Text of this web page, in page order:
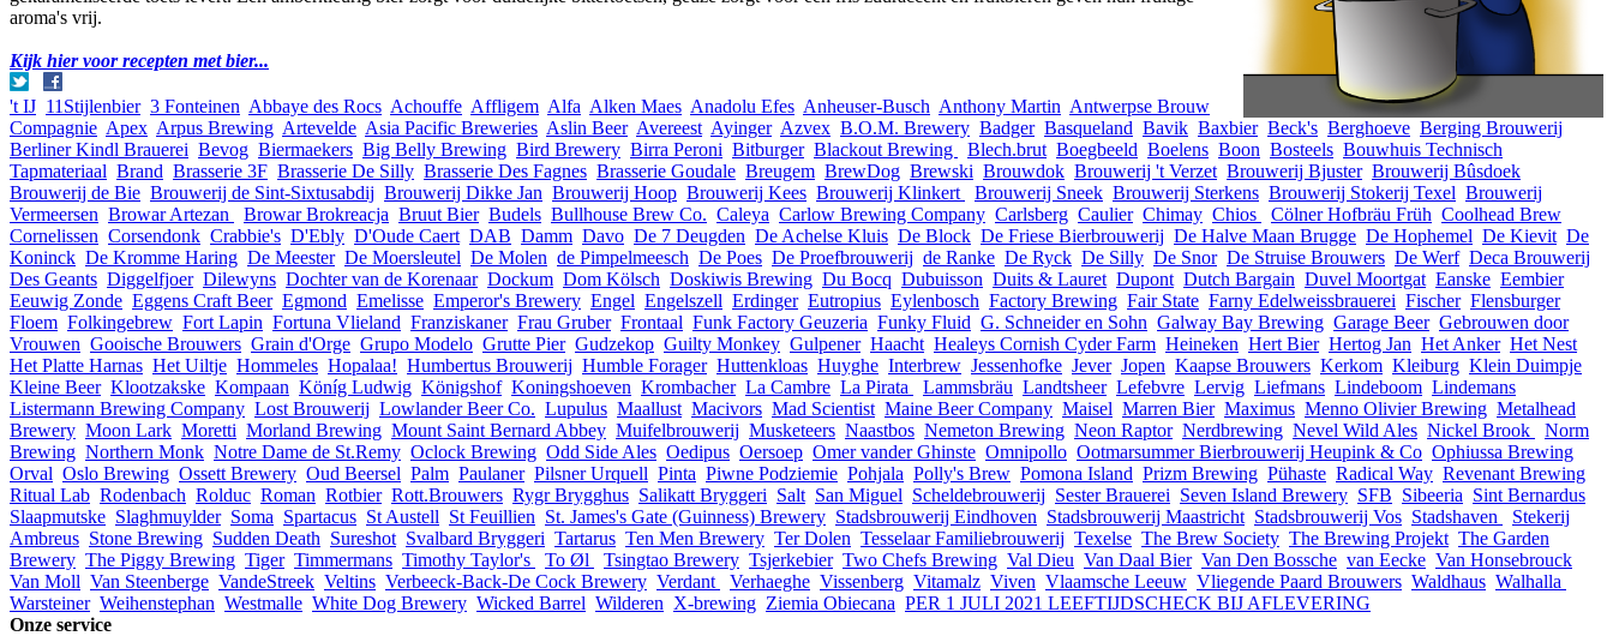
aroma's vrij.
Kijk hier voor recepten met bier...
't IJ 11Stijlenbier 3 Fonteinen Abbaye des Rocs Achouffe Affligem Alfa Alken Maes Anadolu Efes Anheuser-Busch Anthony Martin Antwerpse Brouw
Compagnie Apex Arpus Brewing Artevelde Asia Pacific Breweries Aslin Beer Avereest Ayinger Azvex B.O.M. Brewery Badger Basqueland Bavik Baxbier Beck's Berghoeve Berging Brouwerij
Berliner Kindl Brauerei Bevog Biermaekers Big Belly Brewing Bird Brewery Birra Peroni Bitburger Blackout Brewing Blech.brut Boegbeeld Boelens Boon Bosteels Bouwhuis Technisch
Tapmateriaal Brand Brasserie 3F Brasserie De Silly Brasserie Des Fagnes Brasserie Goudale Breugem BrewDog Brewski Brouwdok Brouwerij 't Verzet Brouwerij Bjuster Brouwerij Bûsdoek
Brouwerij de Bie Brouwerij de Sint-Sixtusabdij Brouwerij Dikke Jan Brouwerij Hoop Brouwerij Kees Brouwerij Klinkert Brouwerij Sneek Brouwerij Sterkens Brouwerij Stokerij Texel Brouwerij
Vermeersen Browar Artezan Browar Brokreacja Bruut Bier Budels Bullhouse Brew Co. Caleya Carlow Brewing Company Carlsberg Caulier Chimay Chios Cölner Hofbräu Früh Coolhead Brew
Cornelissen Corsendonk Crabbie's D'Ebly D'Oude Caert DAB Damm Davo De 7 Deugden De Achelse Kluis De Block De Friese Bierbrouwerij De Halve Maan Brugge De Hophemel De Kievit De
Koninck De Kromme Haring De Meester De Moersleutel De Molen de Pimpelmeesch De Poes De Proefbrouwerij de Ranke De Ryck De Silly De Snor De Struise Brouwers De Werf Deca Brouwerij
Des Geants Diggelfjoer Dilewyns Dochter van de Korenaar Dockum Dom Kölsch Doskiwis Brewing Du Bocq Dubuisson Duits & Lauret Dupont Dutch Bargain Duvel Moortgat Eanske Eembier
Eeuwig Zonde Eggens Craft Beer Egmond Emelisse Emperor's Brewery Engel Engelszell Erdinger Eutropius Eylenbosch Factory Brewing Fair State Farny Edelweissbrauerei Fischer Flensburger
Floem Folkingebrew Fort Lapin Fortuna Vlieland Franziskaner Frau Gruber Frontaal Funk Factory Geuzeria Funky Fluid G. Schneider en Sohn Galway Bay Brewing Garage Beer Gebrouwen door
Vrouwen Gooische Brouwers Grain d'Orge Grupo Modelo Grutte Pier Gudzekop Guilty Monkey Gulpener Haacht Healeys Cornish Cyder Farm Heineken Hert Bier Hertog Jan Het Anker Het Nest
Het Platte Harnas Het Uiltje Hommeles Hopalaa! Humbertus Brouwerij Humble Forager Huttenkloas Huyghe Interbrew Jessenhofke Jever Jopen Kaapse Brouwers Kerkom Kleiburg Klein Duimpje
Kleine Beer Klootzakske Kompaan Köníg Ludwig Königshof Koningshoeven Krombacher La Cambre La Pirata Lammsbräu Landtsheer Lefebvre Lervig Liefmans Lindeboom Lindemans
Listermann Brewing Company Lost Brouwerij Lowlander Beer Co. Lupulus Maallust Macivors Mad Scientist Maine Beer Company Maisel Marren Bier Maximus Menno Olivier Brewing Metalhead
Brewery Moon Lark Moretti Morland Brewing Mount Saint Bernard Abbey Muifelbrouwerij Musketeers Naastbos Nemeton Brewing Neon Raptor Nerdbrewing Nevel Wild Ales Nickel Brook
Norm
Brewing Northern Monk Notre Dame de St.Remy Oclock Brewing Odd Side Ales Oedipus Oersoep Omer vander Ghinste Omnipollo Ootmarsummer Bierbrouwerij Heupink & Co Ophiussa Brewing
Orval Oslo Brewing Ossett Brewery Oud Beersel Palm Paulaner Pilsner Urquell Pinta Piwne Podziemie Pohjala Polly's Brew Pomona Island Prizm Brewing Pühaste Radical Way Revenant Brewing
Ritual Lab Rodenbach Rolduc Roman Rotbier Rott.Brouwers Rygr Brygghus Salikatt Bryggeri Salt San Miguel Scheldebrouwerij Sester Brauerei Seven Island Brewery SFB Sibeeria Sint Bernardus
Slaapmutske Slaghmuylder Soma Spartacus St Austell St Feuillien St. James's Gate (Guinness) Brewery Stadsbrouwerij Eindhoven Stadsbrouwerij Maastricht Stadsbrouwerij Vos Stadshaven
Stekerij
Ambreus Stone Brewing Sudden Death Sureshot Svalbard Bryggeri Tartarus Ten Men Brewery Ter Dolen Tesselaar Familiebrouwerij Texelse The Brew Society The Brewing Projekt The Garden
Brewery The Piggy Brewing Tiger Timmermans Timothy Taylor's To Øl Tsingtao Brewery Tsjerkebier Two Chefs Brewing Val Dieu Van Daal Bier Van Den Bossche van Eecke Van Honsebrouck
Van Moll Van Steenberge VandeStreek Veltins Verbeeck-Back-De Cock Brewery Verdant Verhaeghe Vissenberg Vitamalz Viven Vlaamsche Leeuw Vliegende Paard Brouwers Waldhaus Walhalla
Warsteiner Weihenstephan Westmalle White Dog Brewery Wicked Barrel Wilderen X-brewing Ziemia Obiecana PER 1 JULI 2021 LEEFTIJDSCHECK BIJ AFLEVERING
Onze service